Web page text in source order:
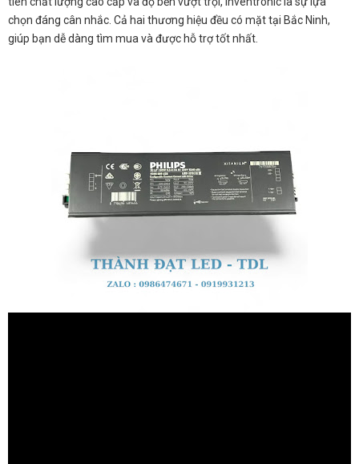
chọn đáng cân nhắc. Cả hai thương hiệu đều có mặt tại Bắc Ninh,
giúp bạn dễ dàng tìm mua và được hỗ trợ tốt nhất.